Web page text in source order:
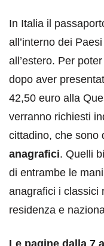
In Italia il
all’interno dei
all’estero. Per
dopo aver
42,50 euro alla
verranno richiesti
cittadino, che sono
anagrafici. Quelli
di entrambe le
anagrafici i classici
residenza e